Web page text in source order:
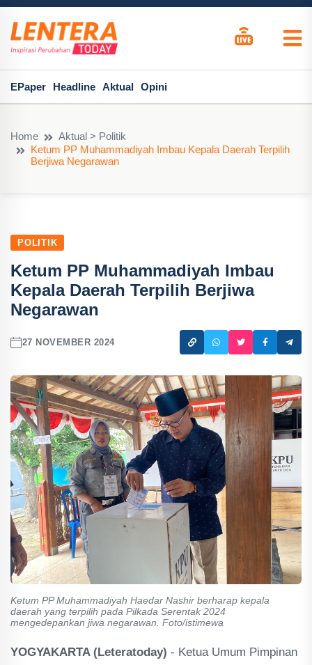
EPaper Headline Aktual Opini
Home
Aktual > Politik
Ketum PP Muhammadiyah Imbau Kepala Daerah Terpilih
Berjiwa Negarawan
POLITIK
Ketum PP Muhammadiyah Imbau
Kepala Daerah Terpilih Berjiwa
Negarawan
27 NOVEMBER 2024
Ketum PP Muhammadiyah Haedar Nashir berharap kepala
daerah yang terpilih pada Pilkada Serentak 2024
mengedepankan jiwa negarawan. Foto/istimewa
YOGYAKARTA (Leteratoday) - Ketua Umum Pimpinan